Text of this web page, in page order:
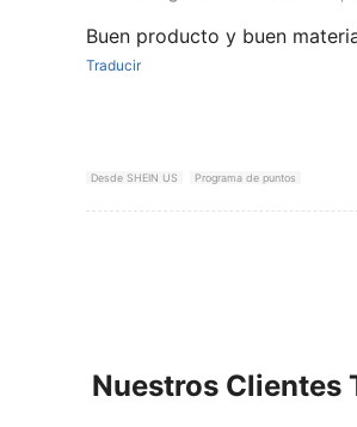
Buen producto y buen
Traducir
Desde SHEIN US Programa de puntos
Nuestros Clientes